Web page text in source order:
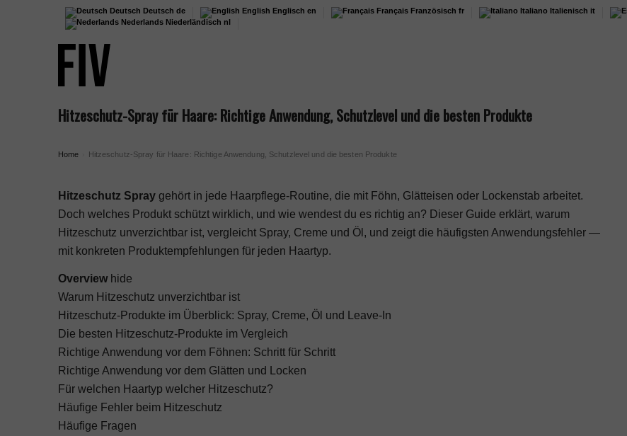
Deutsch Deutsch de English Englisch en Français Französisch fr Italiano Italienisch it
Nederlands Niederländisch nl
Hitzeschutz-Spray für Haare: Richtige Anwendung, Schutzlevel und die besten Produkte
Home Hitzeschutz-Spray für Haare: Richtige Anwendung, Schutzlevel und die besten Produkte
Hitzeschutz Spray gehört in jede Haarpflege-Routine, die mit Föhn, Glätteisen oder Lockenstab arbeitet.
Doch welches Produkt schützt wirklich, und wie wendest du es richtig an? Dieser Guide erklärt, warum
Hitzeschutz unverzichtbar ist, vergleicht Spray, Creme und Öl, und zeigt die häufigsten Anwendungsfehler —
mit konkreten Produktempfehlungen für jeden Haartyp.
Overview hide
Warum Hitzeschutz unverzichtbar ist
Hitzeschutz-Produkte im Überblick: Spray, Creme, Öl und Leave-In
Die besten Hitzeschutz-Produkte im Vergleich
Richtige Anwendung vor dem Föhnen: Schritt für Schritt
Richtige Anwendung vor dem Glätten und Locken
Für welchen Haartyp welcher Hitzeschutz?
Häufige Fehler beim Hitzeschutz
Häufige Fragen